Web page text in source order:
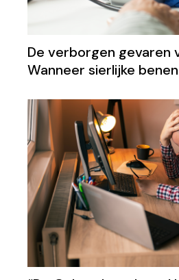
De verborgen gevaren
Wanneer sierlijke